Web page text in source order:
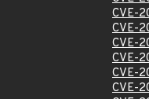
CVE-
CVE-
CVE-
CVE-
CVE-
CVE-